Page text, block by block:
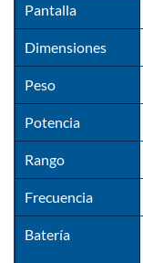
Pantalla
Dimensiones
Peso
Potencia
Rango
Frecuencia
Batería